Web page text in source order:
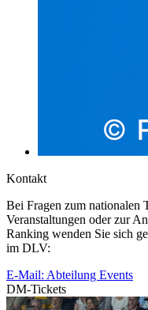
Kontakt
Bei Fragen zum nationalen
Veranstaltungen oder zur
Ranking wenden Sie sich
im DLV:
E-Mail: Abteilung Events
DM-Tickets